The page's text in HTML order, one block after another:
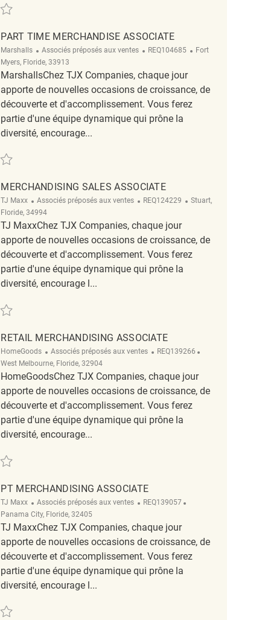
PART TIME MERCHANDISE ASSOCIATE
Marshalls Catégorie
Associés préposés aux ventes ReqId
REQ104685 Emplacement
Fort
Myers, Floride, 33913
MarshallsChez TJX Companies, chaque jour
apporte de nouvelles occasions de croissance, de
découverte et d'accomplissement. Vous ferez
partie d'une équipe dynamique qui prône la
diversité, encourage...
Sauvegarder Part Time Merchandise Associate REQ104685
MERCHANDISING SALES ASSOCIATE
TJ Maxx Catégorie
Associés préposés aux ventes ReqId
REQ124229 Emplacement
Stuart,
Floride, 34994
TJ MaxxChez TJX Companies, chaque jour
apporte de nouvelles occasions de croissance, de
découverte et d'accomplissement. Vous ferez
partie d'une équipe dynamique qui prône la
diversité, encourage l...
Sauvegarder Merchandising Sales Associate REQ124229
RETAIL MERCHANDISING ASSOCIATE
HomeGoods Catégorie
Associés préposés aux ventes ReqId
REQ139266
West Melbourne, Floride, 32904
HomeGoodsChez TJX Companies, chaque jour
apporte de nouvelles occasions de croissance, de
découverte et d'accomplissement. Vous ferez
partie d'une équipe dynamique qui prône la
diversité, encourage...
Sauvegarder Retail Merchandising Associate REQ139266
PT MERCHANDISING ASSOCIATE
TJ Maxx Catégorie
Associés préposés aux ventes ReqId
REQ139057
Panama City, Floride, 32405
TJ MaxxChez TJX Companies, chaque jour
apporte de nouvelles occasions de croissance, de
découverte et d'accomplissement. Vous ferez
partie d'une équipe dynamique qui prône la
diversité, encourage l...
Sauvegarder PT Merchandising Associate REQ139057